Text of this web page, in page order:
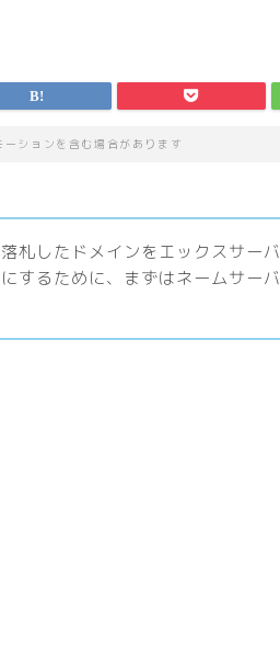
ションを含む場合があります
札したドメインをエックスサーバ
するために、まずはネームサーバ